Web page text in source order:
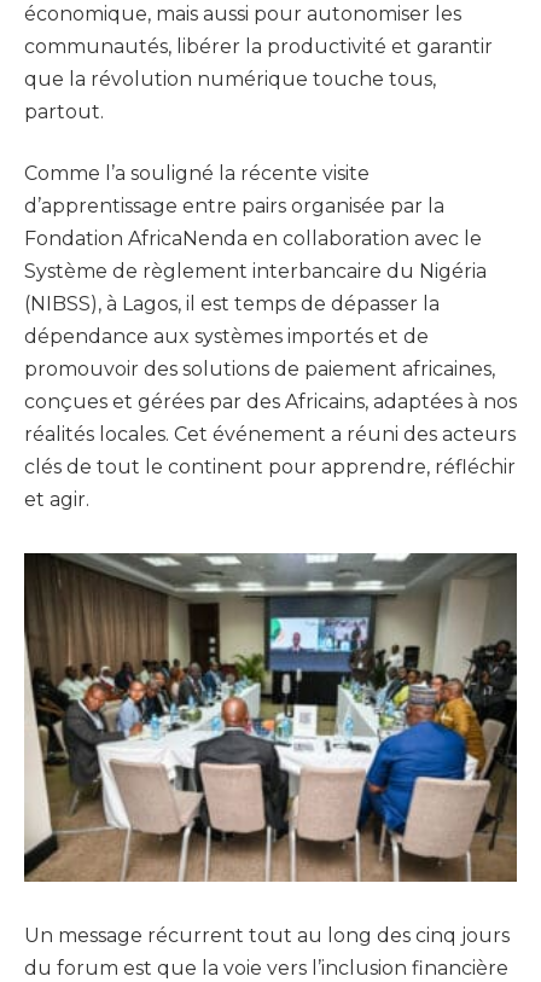
économique, mais aussi pour autonomiser les
communautés, libérer la productivité et garantir
que la révolution numérique touche tous,
partout.
Comme l’a souligné la récente visite
d’apprentissage entre pairs organisée par la
Fondation AfricaNenda en collaboration avec le
Système de règlement interbancaire du Nigéria
(NIBSS), à Lagos, il est temps de dépasser la
dépendance aux systèmes importés et de
promouvoir des solutions de paiement africaines,
conçues et gérées par des Africains, adaptées à nos
réalités locales. Cet événement a réuni des acteurs
clés de tout le continent pour apprendre, réfléchir
et agir.
Un message récurrent tout au long des cinq jours
du forum est que la voie vers l’inclusion financière